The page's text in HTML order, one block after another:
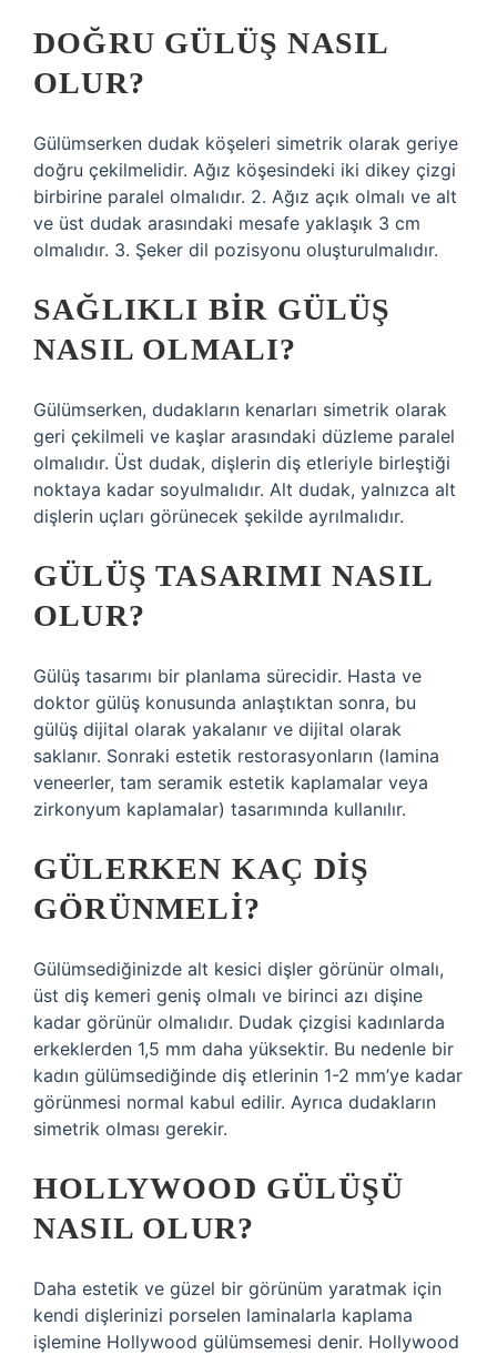
DOĞRU GÜLÜŞ NASIL
OLUR?
Gülümserken dudak köşeleri simetrik olarak geriye
doğru çekilmelidir. Ağız köşesindeki iki dikey çizgi
birbirine paralel olmalıdır. 2. Ağız açık olmalı ve alt
ve üst dudak arasındaki mesafe yaklaşık 3 cm
olmalıdır. 3. Şeker dil pozisyonu oluşturulmalıdır.
SAĞLIKLI BIR GÜLÜŞ
NASIL OLMALI?
Gülümserken, dudakların kenarları simetrik olarak
geri çekilmeli ve kaşlar arasındaki düzleme paralel
olmalıdır. Üst dudak, dişlerin diş etleriyle birleştiği
noktaya kadar soyulmalıdır. Alt dudak, yalnızca alt
dişlerin uçları görünecek şekilde ayrılmalıdır.
GÜLÜŞ TASARIMI NASIL
OLUR?
Gülüş tasarımı bir planlama sürecidir. Hasta ve
doktor gülüş konusunda anlaştıktan sonra, bu
gülüş dijital olarak yakalanır ve dijital olarak
saklanır. Sonraki estetik restorasyonların (lamina
veneerler, tam seramik estetik kaplamalar veya
zirkonyum kaplamalar) tasarımında kullanılır.
GÜLERKEN KAÇ DIŞ
GÖRÜNMELI?
Gülümsediğinizde alt kesici dişler görünür olmalı,
üst diş kemeri geniş olmalı ve birinci azı dişine
kadar görünür olmalıdır. Dudak çizgisi kadınlarda
erkeklerden 1,5 mm daha yüksektir. Bu nedenle bir
kadın gülümsediğinde diş etlerinin 1-2 mm’ye kadar
görünmesi normal kabul edilir. Ayrıca dudakların
simetrik olması gerekir.
HOLLYWOOD GÜLÜŞÜ
NASIL OLUR?
Daha estetik ve güzel bir görünüm yaratmak için
kendi dişlerinizi porselen laminalarla kaplama
işlemine Hollywood gülümsemesi denir. Hollywood